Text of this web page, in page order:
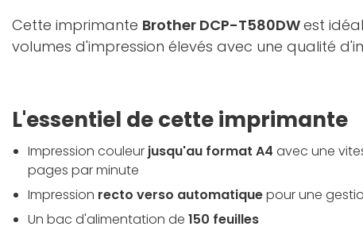
Cette imprimante Brother DCP-T580DWest
volumes d'impression élevés avec une qualité
L'essentiel de cette imprimante
Impression couleur jusqu'au format A4 avec une
pages par minute
Impression recto verso automatiquepour une
Un bac d'alimentation de 150 feuilles